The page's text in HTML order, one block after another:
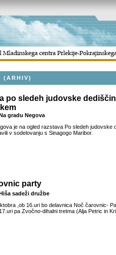
(ARHIV)
po sledeh judovske
gradu Negova
je na ogled razstava Po sledeh judovske
v sodelovanju s Sinagogo Maribor.
party
sadeži družbe
,ob 16.uri bo delavnica Noč čarovnic-
pa Zvočno-dihalni tretma (Alja Petric in